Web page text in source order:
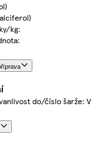
kg:
do/číslo šarže: